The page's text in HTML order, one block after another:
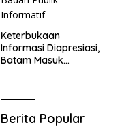
Keterbukaan
Informasi Diapresiasi,
Batam Masuk
Berita Popular